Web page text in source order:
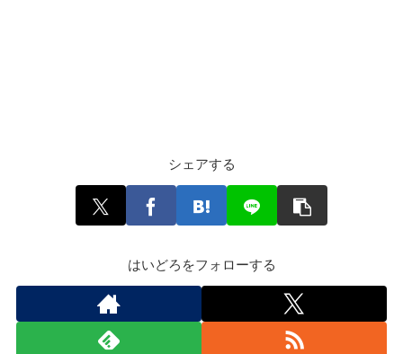
シェアする
はいどろをフォローする